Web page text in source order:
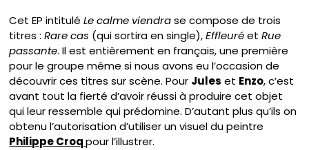
Cet EP intituléLe calme viendrase compose de trois
titres :Rare cas (qui sortira en single),EffleuréetRue
passante. Il est entièrement en français, une première
pour le groupe même si nous avons eu l’occasion de
découvrir ces titres sur scène. Pour Jules et Enzo, c’est
avant tout la fierté d’avoir réussi à produire cet objet
qui leur ressemble qui prédomine. D’autant plus qu’ils on
obtenu l’autorisation d’utiliser un visuel du peintre
Philippe Croqpour l’illustrer.